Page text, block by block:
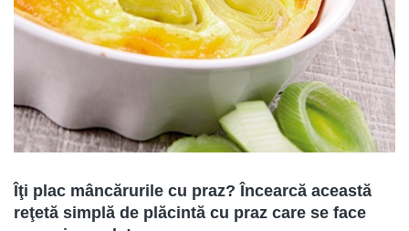
Îţi plac mâncărurile cu praz? Încearcă această
reţetă simplă de plăcintă cu praz care se face